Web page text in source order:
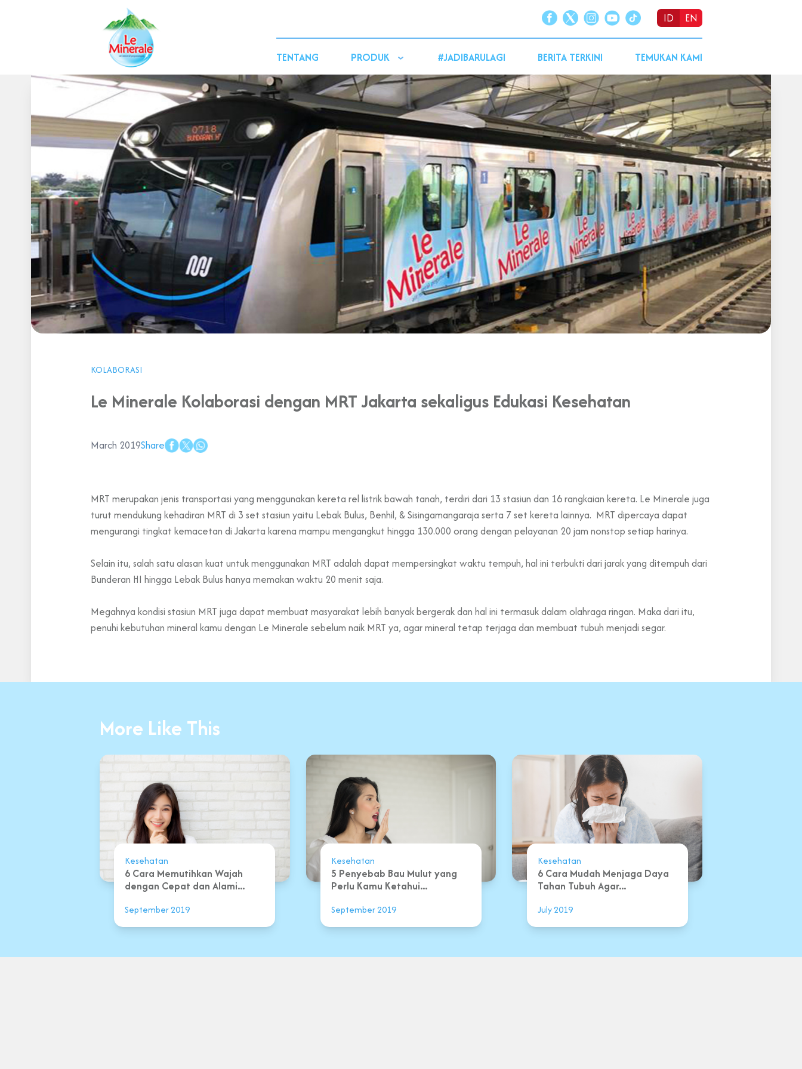
ID EN
TENTANG PRODUK #JADIBARULAGI BERITA TERKINI TEMUKAN KAMI
KOLABORASI
Le Minerale Kolaborasi dengan MRT Jakarta sekaligus Edukasi Kesehatan
March 2019Share
MRT merupakan jenis transportasi yang menggunakan kereta rel listrik bawah tanah, terdiri dari 13 stasiun dan 16 rangkaian kereta. Le Minerale juga
turut mendukung kehadiran MRT di 3 set stasiun yaitu Lebak Bulus, Benhil, & Sisingamangaraja serta 7 set kereta lainnya. MRT dipercaya dapat
mengurangi tingkat kemacetan di Jakarta karena mampu mengangkut hingga 130.000 orang dengan pelayanan 20 jam nonstop setiap harinya.
Selain itu, salah satu alasan kuat untuk menggunakan MRT adalah dapat mempersingkat waktu tempuh, hal ini terbukti dari jarak yang ditempuh dari
Bunderan HI hingga Lebak Bulus hanya memakan waktu 20 menit saja.
Megahnya kondisi stasiun MRT juga dapat membuat masyarakat lebih banyak bergerak dan hal ini termasuk dalam olahraga ringan. Maka dari itu,
penuhi kebutuhan mineral kamu dengan Le Minerale sebelum naik MRT ya, agar mineral tetap terjaga dan membuat tubuh menjadi segar.
More Like This
Kesehatan
6 Cara Memutihkan Wajah
dengan Cepat dan Alami...
September 2019
Kesehatan
5 Penyebab Bau Mulut yang
Perlu Kamu Ketahui...
September 2019
Kesehatan
6 Cara Mudah Menjaga Daya
Tahan Tubuh Agar...
July 2019